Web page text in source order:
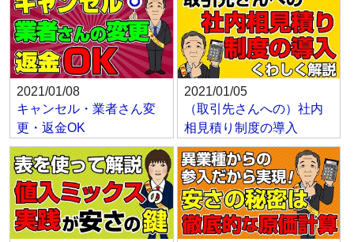
2021/01/08
キャンセル・業者さん変
更・返金OK
2021/01/05
（取引先さんへの）社内
相見積り制度の導入